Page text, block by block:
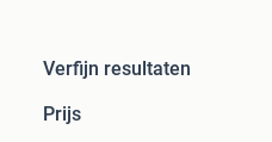
Verfijn resultaten
Prijs